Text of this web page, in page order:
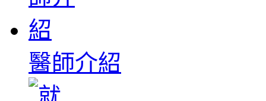
醫師介紹